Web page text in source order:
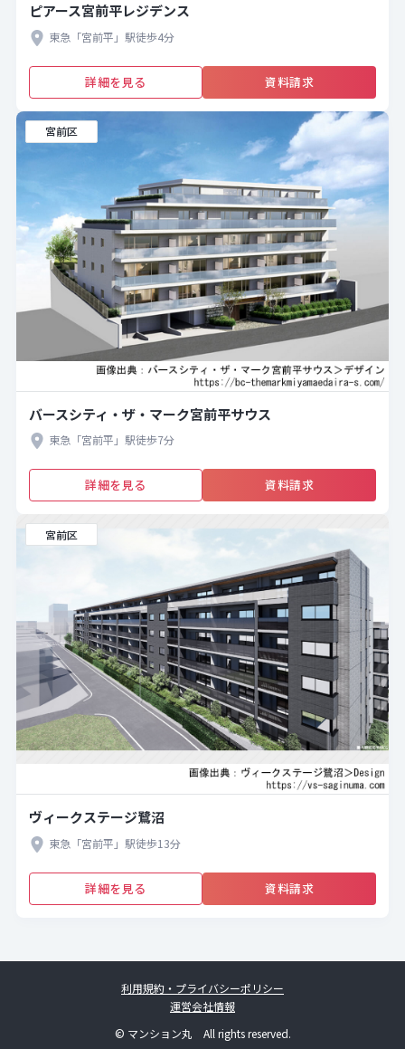
ピアース宮前平レジデンス
東急「宮前平」駅徒歩4分
詳細を見る 資料請求
宮前区
バースシティ・ザ・マーク宮前平サウス
東急「宮前平」駅徒歩7分
詳細を見る 資料請求
宮前区
ヴィークステージ鷺沼
東急「宮前平」駅徒歩13分
詳細を見る 資料請求
利用規約・プライバシーポリシー
運営会社情報
© マンション丸 All rights reserved.